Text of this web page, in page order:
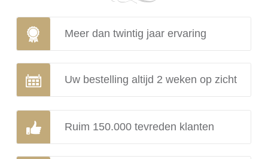
Meer dan twintig jaar ervaring
Uw bestelling altijd 2 weken op zicht
Ruim 150.000 tevreden klanten